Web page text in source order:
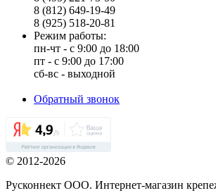
8 (812) 649-19-49
8 (925) 518-20-81
Режим работы:
пн-чт - с 9:00 до 18:00
пт - с 9:00 до 17:00
сб-вс - выходной
Обратный звонок
© 2012-2026
Русконнект ООО. Интернет-магазин